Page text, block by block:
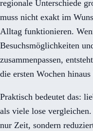
regionale Unterschiede
muss nicht exakt im
Alltag funktionieren.
Besuchsmöglichkeiten
zusammenpassen,
die ersten Wochen hinaus
Praktisch bedeutet das:
als viele lose
nur Zeit, sondern